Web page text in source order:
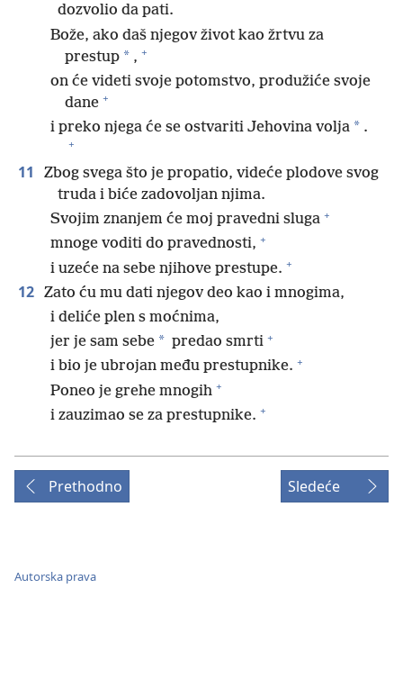
dozvolio da pati.
Bože, ako daš njegov život kao žrtvu za
prestup * , +
on će videti svoje potomstvo, produžiće svoje
dane +
i preko njega će se ostvariti Jehovina volja * .
+
11
Zbog svega što je propatio, videće plodove svog
truda i biće zadovoljan njima.
Svojim znanjem će moj pravedni sluga +
mnoge voditi do pravednosti, +
i uzeće na sebe njihove prestupe. +
12 Zato ću mu dati njegov deo kao i mnogima,
i deliće plen s moćnima,
jer je sam sebe * predao smrti +
i bio je ubrojan među prestupnike. +
Poneo je grehe mnogih +
i zauzimao se za prestupnike. +
Prethodno Sledeće
Autorska prava